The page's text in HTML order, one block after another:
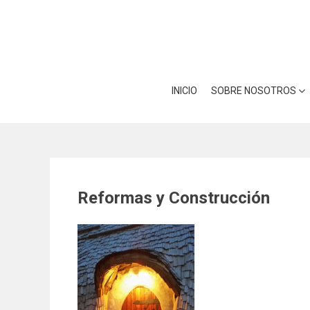
INICIO SOBRE NOSOTROS
Reformas y Construcción
Puedes aprender más sobre